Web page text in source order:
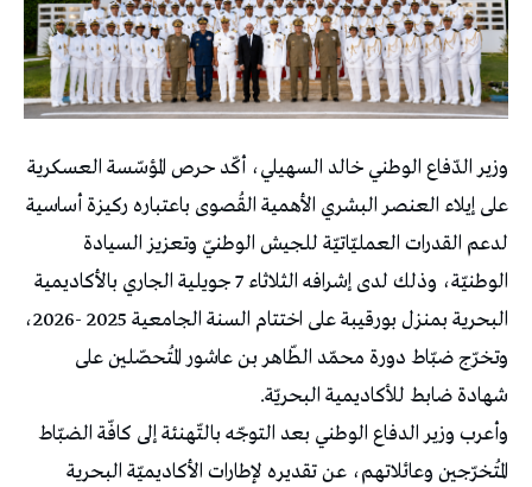
وزير الدّفاع الوطني خالد السهيلي، أكّد حرص المؤسّسة العسكرية
على إيلاء العنصر البشري الأهمية القُصوى باعتباره ركيزة أساسية
لدعم القدرات العمليّاتيّة للجيش الوطنيّ وتعزيز السيادة
الوطنيّة، وذلك لدى إشرافه الثلاثاء 7 جويلية الجاري بالأكاديمية
البحرية بمنزل بورقيبة على اختتام السنة الجامعية 2025 -2026،
وتخرّج ضبّاط دورة محمّد الطّاهر بن عاشور المُتحصّلين على
شهادة ضابط للأكاديمية البحريّة.
وأعرب وزير الدفاع الوطني بعد التوجّه بالتّهنئة إلى كافّة الضبّاط
المُتخرّجين وعائلاتهم، عن تقديره لإطارات الأكاديميّة البحرية